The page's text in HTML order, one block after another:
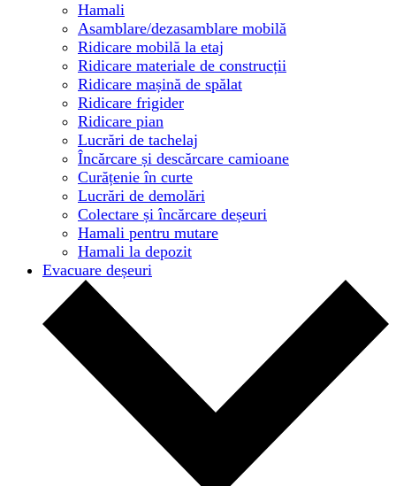
Hamali
Asamblare/dezasamblare mobilă
Ridicare mobilă la etaj
Ridicare materiale de construcții
Ridicare mașină de spălat
Ridicare frigider
Ridicare pian
Lucrări de tachelaj
Încărcare și descărcare camioane
Curățenie în curte
Lucrări de demolări
Colectare și încărcare deșeuri
Hamali pentru mutare
Hamali la depozit
Evacuare deșeuri